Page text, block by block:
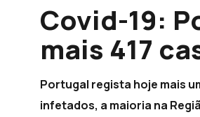
Covid-19:
mais 417
Portugal regista hoje mais
infetados, a maioria na